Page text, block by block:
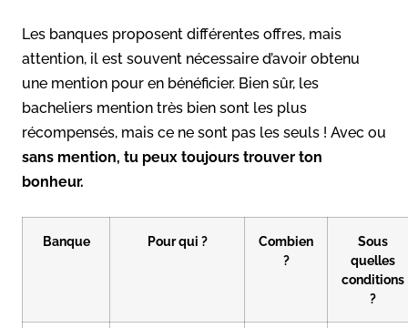
Les banques proposent différentes offres, mais
attention, il est souvent nécessaire d’avoir obtenu
une mention pour en bénéficier. Bien sûr, les
bacheliers mention très bien sont les plus
récompensés, mais ce ne sont pas les seuls ! Avec ou
sans mention, tu peux toujours trouver ton
bonheur.
Banque Pour qui ?
Combien
?
Sous
quelles
conditions
?